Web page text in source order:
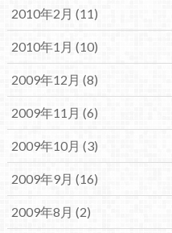
2010年2月 (11)
2010年1月 (10)
2009年12月 (8)
2009年11月 (6)
2009年10月 (3)
2009年9月 (16)
2009年8月 (2)